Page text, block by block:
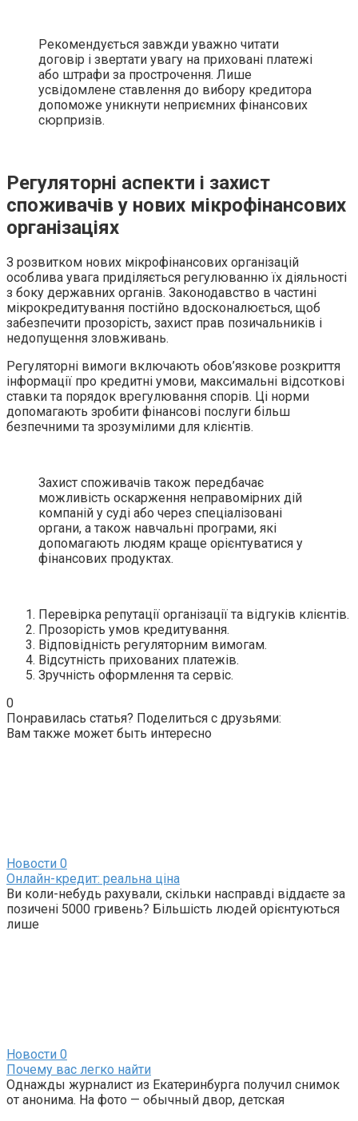
Рекомендується завжди уважно читати
договір і звертати увагу на приховані платежі
або штрафи за прострочення. Лише
усвідомлене ставлення до вибору кредитора
допоможе уникнути неприємних фінансових
сюрпризів.
Регуляторні аспекти і захист
споживачів у нових мікрофінансових
організаціях
З розвитком нових мікрофінансових організацій
особлива увага приділяється регулюванню їх діяльності
з боку державних органів. Законодавство в частині
мікрокредитування постійно вдосконалюється, щоб
забезпечити прозорість, захист прав позичальників і
недопущення зловживань.
Регуляторні вимоги включають обов’язкове розкриття
інформації про кредитні умови, максимальні відсоткові
ставки та порядок врегулювання спорів. Ці норми
допомагають зробити фінансові послуги більш
безпечними та зрозумілими для клієнтів.
Захист споживачів також передбачає
можливість оскарження неправомірних дій
компаній у суді або через спеціалізовані
органи, а також навчальні програми, які
допомагають людям краще орієнтуватися у
фінансових продуктах.
Перевірка репутації організації та відгуків клієнтів.
Прозорість умов кредитування.
Відповідність регуляторним вимогам.
Відсутність прихованих платежів.
Зручність оформлення та сервіс.
0
Понравилась статья? Поделиться с друзьями:
Вам также может быть интересно
Новости 0
Онлайн-кредит: реальна ціна
Ви коли-небудь рахували, скільки насправді віддаєте за
позичені 5000 гривень? Більшість людей орієнтуються
лише
Новости 0
Почему вас легко найти
Однажды журналист из Екатеринбурга получил снимок
от анонима. На фото — обычный двор, детская